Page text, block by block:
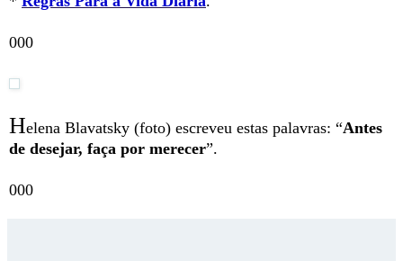
000
Helena Blavatsky (foto) escreveu estas palavras: “Antes
de desejar, faça por merecer”.
000